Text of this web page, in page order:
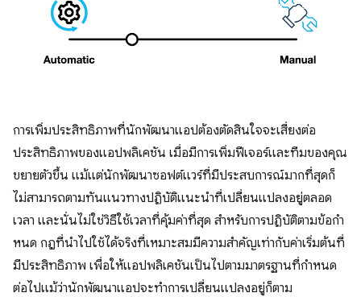
การเพิ่มประสิทธิภาพที่นักพัฒนาแอปต้องตัดสินใจจะเสี่ยงต่อ
ประสิทธิภาพของแอปพลิเคชัน เมื่อมีการเพิ่มฟีเจอร์และทีมของคุณ
ขยายตัวขึ้น แม้แต่นักพัฒนาซอฟต์แวร์ที่มีประสบการณ์มากที่สุดก็
ไม่สามารถตามทันแนวทางปฏิบัติแนะนำที่เปลี่ยนแปลงอยู่ตลอด
เวลา และนั่นไม่ใช่วิธีใช้เวลาที่คุ้มค่าที่สุด สําหรับการปฏิบัติตามข้อกํา
หนด กฎที่นําไปใช้ได้จริงที่เหมาะสมมีความสําคัญเท่ากับค่าเริ่มต้นที่
มีประสิทธิภาพ เพื่อให้แอปพลิเคชันเป็นไปตามมาตรฐานที่กำหนด
ต่อไปแม้ว่านักพัฒนาแอปจะทําการเปลี่ยนแปลงอยู่ก็ตาม